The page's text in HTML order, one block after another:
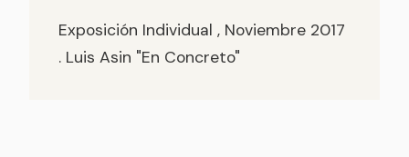
Exposición Individual , Noviembre 2017
. Luis Asin "En Concreto"